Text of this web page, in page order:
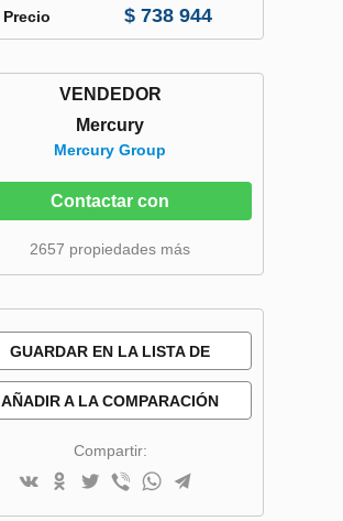
Precio $ 738 944
VENDEDOR
Mercury
Mercury Group
Contactar con
2657 propiedades más
GUARDAR EN LA LISTA DE
AÑADIR A LA COMPARACIÓN
Compartir: